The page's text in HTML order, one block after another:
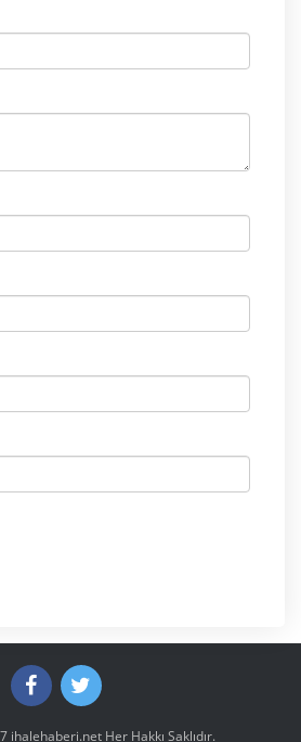
ihalehaberi.net Her Hakkı Saklıdır.